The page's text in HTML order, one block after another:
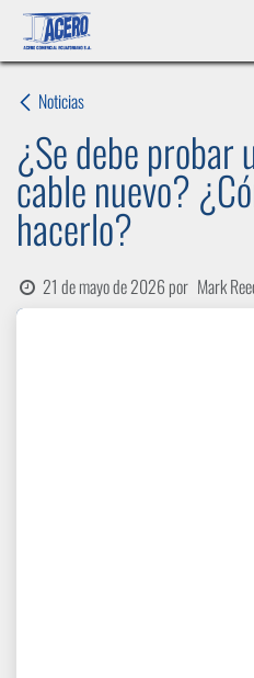
Ir al contenido
Noticias
¿Se debe probar
cable nuevo?
hacerlo?
21 de mayo de 2026 por Mark